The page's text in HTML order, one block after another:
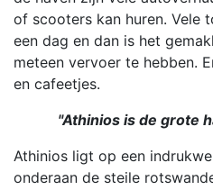
of scooters kan huren. Vele
een dag en dan is het
meteen vervoer te hebben.
en cafeetjes.
"Athinios is de grote
Athinios ligt op een
onderaan de steile